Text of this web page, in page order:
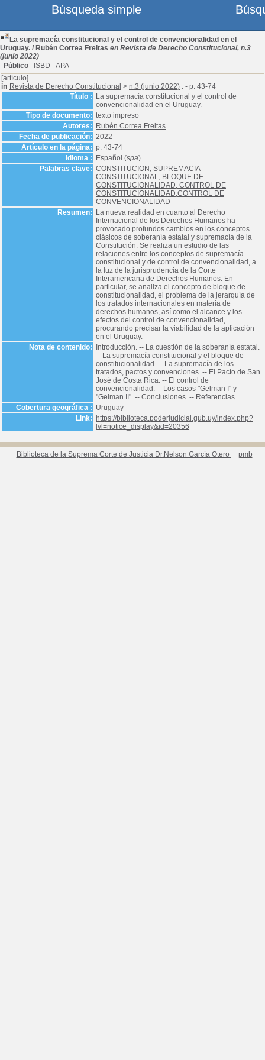
La supremacía constitucional y el control de convencionalidad en el
Uruguay. / Rubén Correa Freitas en Revista de Derecho Constitucional, n.3
(junio 2022)
Público
ISBD
APA
[artículo]
in Revista de Derecho Constitucional > n.3 (junio 2022) . - p. 43-74
Título :
La supremacía constitucional y el control de
convencionalidad en el Uruguay.
Tipo de documento: texto impreso
Autores:
Rubén Correa Freitas
Fecha de publicación: 2022
Artículo en la página: p. 43-74
Idioma :
Español (spa)
Palabras clave: CONSTITUCION, SUPREMACIA
CONSTITUCIONAL, BLOQUE DE
CONSTITUCIONALIDAD, CONTROL DE
CONSTITUCIONALIDAD,CONTROL DE
CONVENCIONALIDAD
Resumen:
La nueva realidad en cuanto al Derecho
Internacional de los Derechos Humanos ha
provocado profundos cambios en los conceptos
clásicos de soberanía estatal y supremacía de la
Constitución. Se realiza un estudio de las
relaciones entre los conceptos de supremacía
constitucional y de control de convencionalidad, a
la luz de la jurisprudencia de la Corte
Interamericana de Derechos Humanos. En
particular, se analiza el concepto de bloque de
constitucionalidad, el problema de la jerarquía de
los tratados internacionales en materia de
derechos humanos, así como el alcance y los
efectos del control de convencionalidad,
procurando precisar la viabilidad de la aplicación
en el Uruguay.
Nota de contenido:
Introducción. -- La cuestión de la soberanía estatal.
-- La supremacía constitucional y el bloque de
constitucionalidad. -- La supremacía de los
tratados, pactos y convenciones. -- El Pacto de San
José de Costa Rica. -- El control de
convencionalidad. -- Los casos "Gelman I" y
"Gelman II". -- Conclusiones. -- Referencias.
Cobertura geográfica : Uruguay
Link:
https://biblioteca.poderjudicial.gub.uy/index.php?
lvl=notice_display&id=20356
Biblioteca de la Suprema Corte de Justicia Dr.Nelson García Otero pmb
Búsqueda simple